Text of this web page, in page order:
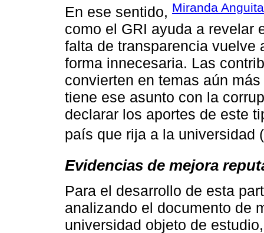
En ese sentido, Miranda
como el GRI ayuda a revelar
falta de transparencia vuelve
forma innecesaria. Las
convierten en temas aún
tiene ese asunto con la
declarar los aportes de este
país que rija a la universidad (
Evidencias de mejora
Para el desarrollo de esta
analizando el documento de
universidad objeto de